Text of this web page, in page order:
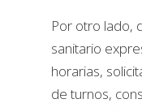
Por otro lado,
sanitario
horarias,
de turnos,